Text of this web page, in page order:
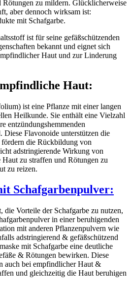
Rötungen zu mildern. Glücklicherweise
aber dennoch wirksam ist:
mit Schafgarbe.
ist für seine gefäßschützenden
bekannt und eignet sich
Haut und zur Linderung
Haut:
ist eine Pflanze mit einer langen
Heilkunde. Sie enthält eine Vielzahl
entzündungshemmenden
Diese Flavonoide unterstützen die
die Rückbildung von
adstringierende Wirkung von
zu straffen und Rötungen zu
zu reizen.
Schafgarbenpulver:
Vorteile der Schafgarbe zu nutzen,
in einer beruhigenden
mit anderen Pflanzenpulvern wie
adstringierend & gefäßschützend
mit Schafgarbe eine deutliche
& Rötungen bewirken. Diese
auch bei empfindlicher Haut &
und gleichzeitig die Haut beruhigen